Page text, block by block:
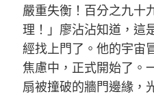
嚴重失衡！百分之九十
理！」廖沾沾知道，這
經找上門了。他的宇宙
焦慮中，正式開始了。
扇被撞破的牆門邊緣，